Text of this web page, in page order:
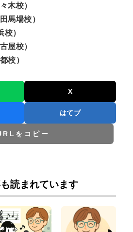
木校）
馬場校）
）
屋校）
校）
X
はてブ
をコピー
読まれています